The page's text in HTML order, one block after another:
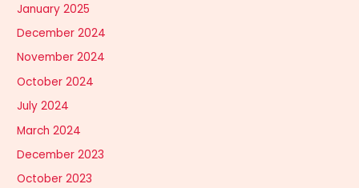
January 2025
December 2024
November 2024
October 2024
July 2024
March 2024
December 2023
October 2023